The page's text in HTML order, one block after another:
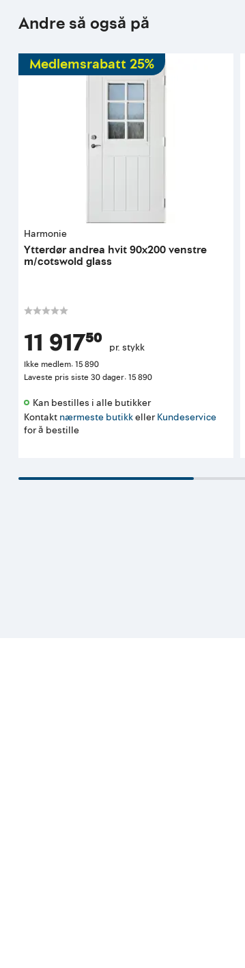
Andre så også på
Medlemsrabatt 25%
Harmonie
Ytterdør andrea hvit 90x200 venstre
m/cotswold glass
11 917⁵⁰ pr. stykk
Ikke medlem:15 890
Laveste pris siste 30 dager:15 890
Kan bestilles i alle butikker
Kontakt nærmeste butikkellerKundeservice
for å bestille